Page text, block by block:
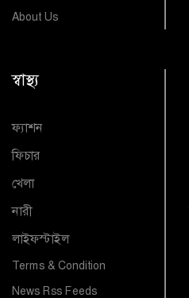
About Us
স্বাস্থ্য
ফ্যাশন
ফিচার
খেলা
নারী
লাইফস্টাইল
Terms & Condition
News Rss Feeds